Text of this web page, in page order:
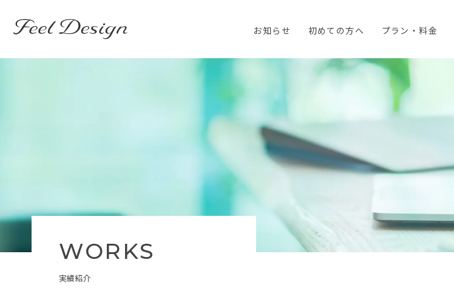
お知らせ 初めての方へ プラン・料金
WORKS
実績紹介